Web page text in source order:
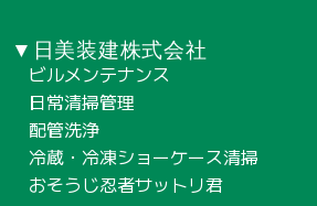
▼日美装建株式会社
ビルメンテナンス
日常清掃管理
配管洗浄
冷蔵・冷凍ショーケース清掃
おそうじ忍者サットリ君